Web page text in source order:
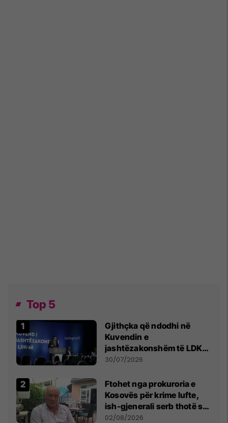
Top 5
Gjithçka që ndodhi në
Kuvendin e
jashtëzakonshëm të LDK-
së
30/07/2026
Ftohet nga prokuroria e
Kosovës për krime lufte,
ish-gjenerali serb thotë se
dikush e tradhtoi në
02/08/2026